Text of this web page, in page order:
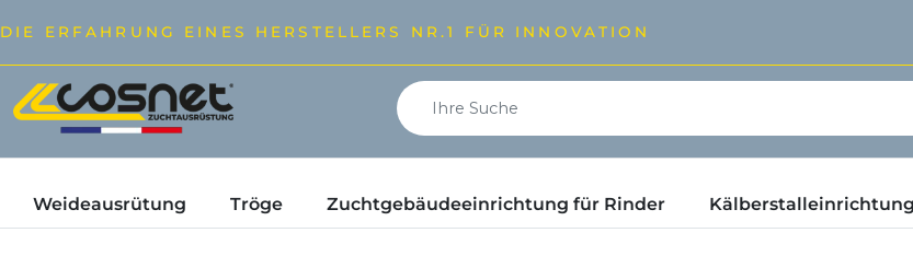
DIE ERFAHRUNG EINES HERSTELLERS NR.1 FÜR INNOVATION
Weideausrütung Tröge Zuchtgebäudeeinrichtung für Rinder Kälberstalleinrichtung